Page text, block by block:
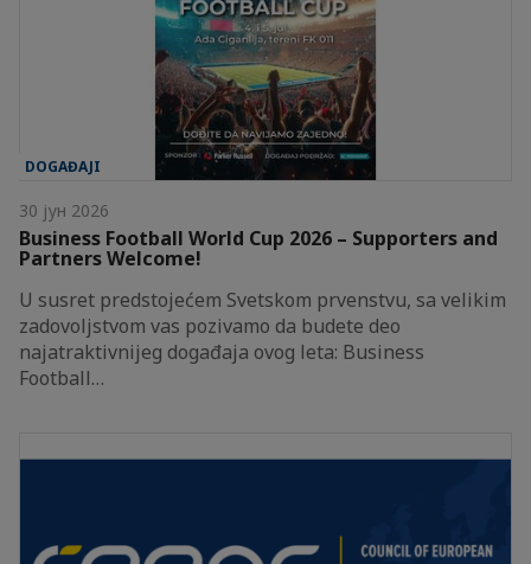
DOGAĐAJI
30 јун 2026
Business Football World Cup 2026 – Supporters and
Partners Welcome!
U susret predstojećem Svetskom prvenstvu, sa velikim
zadovoljstvom vas pozivamo da budete deo
najatraktivnijeg događaja ovog leta: Business
Football…